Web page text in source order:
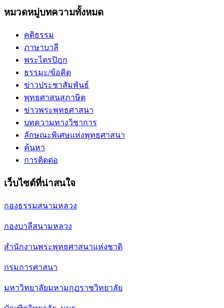
หมวดหมู่บทความทั้งหมด
คติธรรม
ภาษาบาลี
พระไตรปิฎก
ธรรมะ/ข้อคิด
ข่าวประชาสัมพันธ์
พุทธศาสนสุภาษิต
ข่าวพระพุทธศาสนา
บทความทางวิชาการ
ลักษณะพิเศษแห่งพุทธศาสนา
ค้นหา
การติดต่อ
เว็บไซต์ที่น่าสนใจ
กองธรรมสนามหลวง
กองบาลีสนามหลวง
สำนักงานพระพุทธศาสนาแห่งชาติ
กรมการศาสนา
มหาวิทยาลัยมหามกุฏราชวิทยาลัย